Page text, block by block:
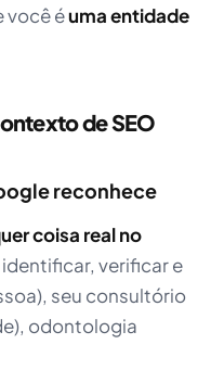
você éuma entidade
de SEO
reconhece
coisa real no
verificar e
seu consultório
odontologia